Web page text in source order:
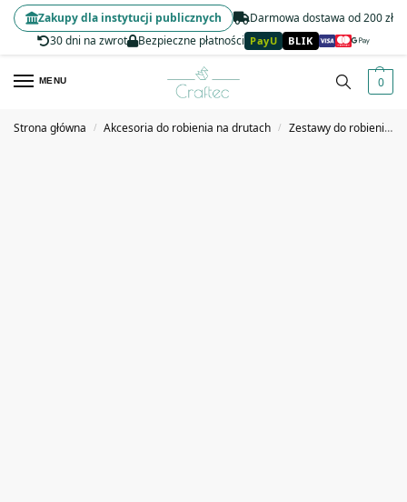
Darmowa dostawa od 200 zł
30 dni na zwrot
Bezpieczne płatności PayU BLIK
Zakupy dla instytucji publicznych
MENU 0
Strona główna / Akcesoria do robienia na drutach / Zestawy do robienia na drutach